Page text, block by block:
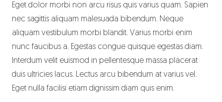
Eget dolor morbi non arcu risus quis varius quam. Sapien
nec sagittis aliquam malesuada bibendum. Neque
aliquam vestibulum morbi blandit. Varius morbi enim
nunc faucibus a. Egestas congue quisque egestas diam.
Interdum velit euismod in pellentesque massa placerat
duis ultricies lacus. Lectus arcu bibendum at varius vel.
Eget nulla facilisi etiam dignissim diam quis enim.